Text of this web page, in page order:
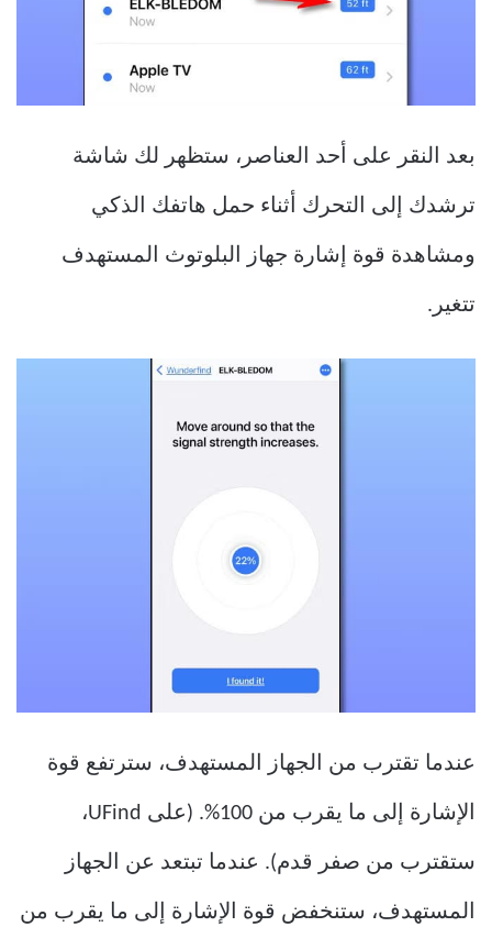
بعد النقر على أحد العناصر، ستظهر لك شاشة
ترشدك إلى التحرك أثناء حمل هاتفك الذكي
ومشاهدة قوة إشارة جهاز البلوتوث المستهدف
تتغير.
عندما تقترب من الجهاز المستهدف، سترتفع قوة
الإشارة إلى ما يقرب من 100%. (على UFind،
ستقترب من صفر قدم). عندما تبتعد عن الجهاز
المستهدف، ستنخفض قوة الإشارة إلى ما يقرب من